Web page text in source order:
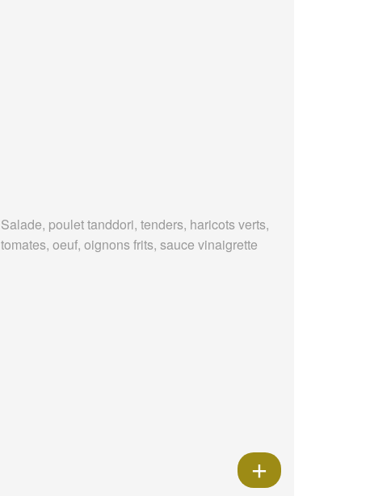
Salade, poulet tanddori, tenders, haricots verts,
tomates, oeuf, oignons frits, sauce vinaigrette